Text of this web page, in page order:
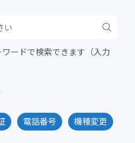
ードで検索できます（入力
電話番号 機種変更